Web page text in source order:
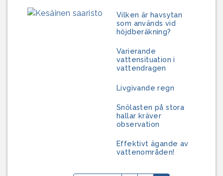
Vilken är havsytan
som används vid
höjdberäkning?
Varierande
vattensituation i
vattendragen
Livgivande regn
Snölasten på stora
hallar kräver
observation
Effektivt ägande av
vattenområden!